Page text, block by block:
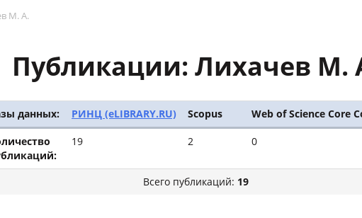
М. А.
Публикации: Лихачев М.
данных: РИНЦ (eLIBRARY.RU) Scopus Web of Science Core
19 2 0
Всего публикаций: 19